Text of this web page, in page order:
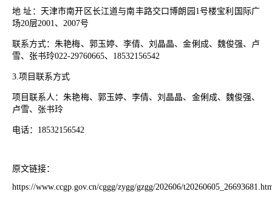
地 址：天津市南开区长江道与南丰路交口博朗园 1号楼宝利国际广
场20层2001、 2007号
联系方式：朱艳梅、郭玉婷、李倩、刘晶晶、金俐成、魏俊强、卢
雪、张书玲022-29760665、 18532156542
3.项目联系方式
项目联系人：朱艳梅、郭玉婷、李倩、刘晶晶、金俐成、魏俊强、
卢雪、张书玲
电话： 18532156542
原文链接：
https://www.ccgp.gov.cn/cggg/zygg/gzgg/202606/